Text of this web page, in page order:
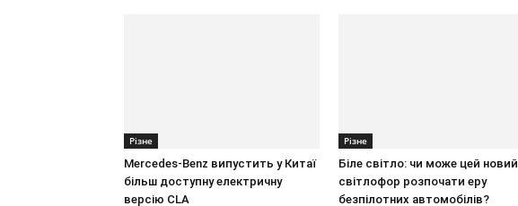
Різне
Mercedes-Benz випустить у Китаї
більш доступну електричну
версію CLA
Різне
Біле світло: чи може цей новий
світлофор розпочати еру
безпілотних автомобілів?